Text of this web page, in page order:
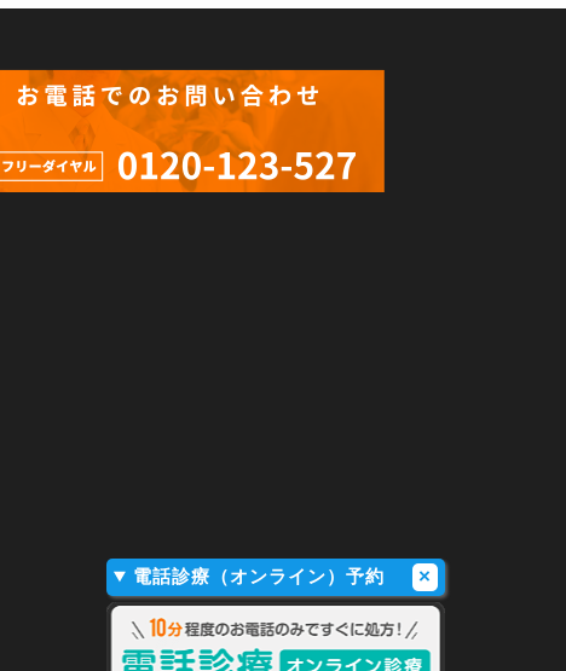
電話診療（オンライン）予約